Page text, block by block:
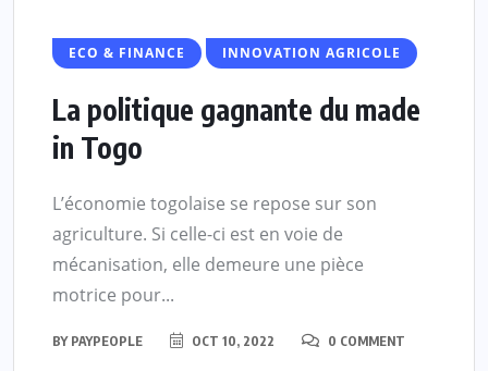
ECO & FINANCE INNOVATION AGRICOLE
La politique gagnante du made
in Togo
L’économie togolaise se repose sur son
agriculture. Si celle-ci est en voie de
mécanisation, elle demeure une pièce
motrice pour...
BY PAYPEOPLE OCT 10, 2022 0 COMMENT